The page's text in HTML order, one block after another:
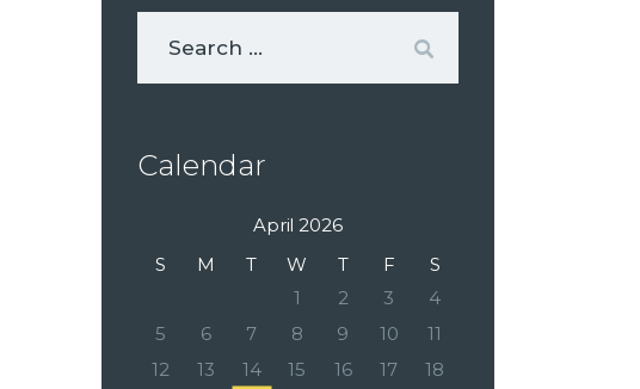
Calendar
April 2026
S
M T W T F
S
1
2 3
4
5
6 7 8 9 10
11
12
13 14 15 16 17
18